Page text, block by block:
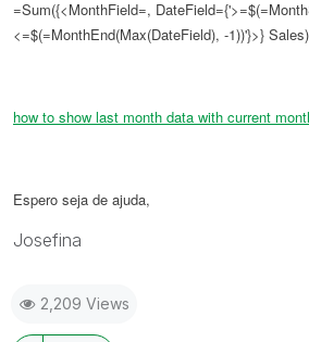
=Sum({<MonthField=,
<=$(=MonthEnd(Max(DateField), -1))'}>} Sales)
how to show last month data with current
Espero seja de ajuda,
Josefina
2,209 Views